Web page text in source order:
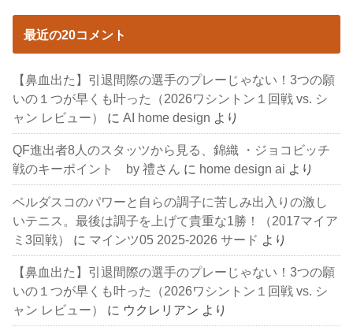
最近の20コメント
【鼻血出た】引退間際の選手のプレーじゃない！3つの願
いの１つが早くも叶った（2026ワシントン１回戦 vs. シ
ャン レビュー）
にAI home design より
QF進出者8人のスタッツから見る、錦織 ・ジョコビッチ
戦のキーポイント by 禮さん に home design ai より
ベルダスコのパワーと自らの調子に苦しみ出入りの激し
いテニス。最後は調子を上げて貴重な1勝！（2017マイア
ミ3回戦）
に マインツ05 2025-2026 サード より
【鼻血出た】引退間際の選手のプレーじゃない！3つの願
いの１つが早くも叶った（2026ワシントン１回戦 vs. シ
ャン レビュー）
に ウクレリアン より